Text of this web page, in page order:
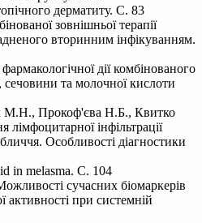
дерматиту. С. 83
зовнішньої терапії
вторинним інфікуванням.
дії комбінованого
сечовини та молочної кислоти
М.Н., Прокоф'єва Н.Б., Квитко
інфільтрації
Особливості діагностики
in melasma. С. 104
сучасних біомаркерів
активності при системній